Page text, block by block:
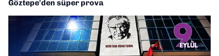
Göztepe'den süper prova